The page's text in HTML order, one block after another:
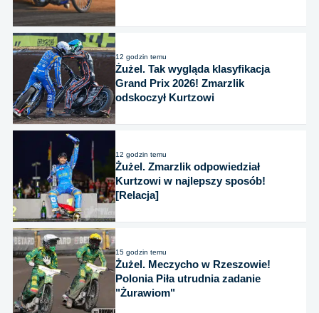
12 godzin temu
Żużel. Tak wygląda klasyfikacja
Grand Prix 2026! Zmarzlik
odskoczył Kurtzowi
12 godzin temu
Żużel. Zmarzlik odpowiedział
Kurtzowi w najlepszy sposób!
[Relacja]
15 godzin temu
Żużel. Meczycho w Rzeszowie!
Polonia Piła utrudnia zadanie
"Żurawiom"